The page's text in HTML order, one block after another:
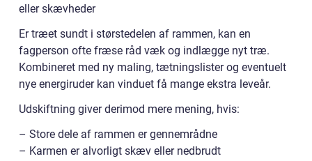
eller skævheder
Er træet sundt i størstedelen af rammen, kan en
fagperson ofte fræse råd væk og indlægge nyt træ.
Kombineret med ny maling, tætningslister og eventuelt
nye energiruder kan vinduet få mange ekstra leveår.
Udskiftning giver derimod mere mening, hvis:
– Store dele af rammen er gennemrådne
– Karmen er alvorligt skæv eller nedbrudt